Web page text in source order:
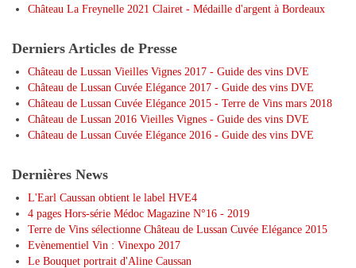
Château La Freynelle 2021 Clairet - Médaille d'argent à Bordeaux
Derniers Articles de Presse
Château de Lussan Vieilles Vignes 2017 - Guide des vins DVE
Château de Lussan Cuvée Elégance 2017 - Guide des vins DVE
Château de Lussan Cuvée Elégance 2015 - Terre de Vins mars 2018
Château de Lussan 2016 Vieilles Vignes - Guide des vins DVE
Château de Lussan Cuvée Elégance 2016 - Guide des vins DVE
Dernières News
L'Earl Caussan obtient le label HVE4
4 pages Hors-série Médoc Magazine N°16 - 2019
Terre de Vins sélectionne Château de Lussan Cuvée Elégance 2015
Evènementiel Vin : Vinexpo 2017
Le Bouquet portrait d'Aline Caussan